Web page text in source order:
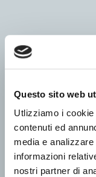
Questo sito web
Utlizziamo i
contenuti ed
media e
informazioni
nostri partner di